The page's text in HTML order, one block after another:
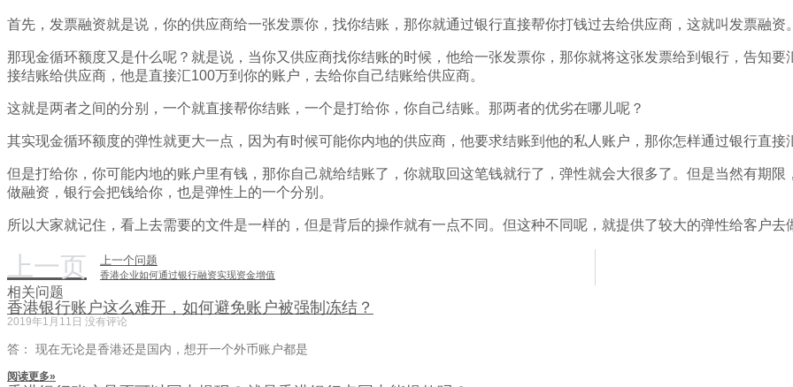
首先，发票融资就是说，你的供应商给一张发票你，找你结账，那你就通过银行直接帮你打钱过去给供应商，这就叫发票融资
那现金循环额度又是什么呢？就是说，当你又供应商找你结账的时候，他给一张发票你，那你就将这张发票给到银行，告知
接结账给供应商，他是直接汇100万到你的账户，去给你自己结账给供应商。
这就是两者之间的分别，一个就直接帮你结账，一个是打给你，你自己结账。那两者的优劣在哪儿呢？
其实现金循环额度的弹性就更大一点，因为有时候可能你内地的供应商，他要求结账到他的私人账户，那你怎样通过银行直
但是打给你，你可能内地的账户里有钱，那你自己就给结账了，你就取回这笔钱就行了，弹性就会大很多了。但是当然有期
做融资，银行会把钱给你，也是弹性上的一个分别。
所以大家就记住，看上去需要的文件是一样的，但是背后的操作就有一点不同。但这种不同呢，就提供了较大的弹性给客户去
上一页 上一个问题
香港企业如何通过银行融资实现资金增值
相关问题
香港银行账户这么难开，如何避免账户被强制冻结？
2019年1月11日 没有评论
答： 现在无论是香港还是国内，想开一个外币账户都是
阅读更多»